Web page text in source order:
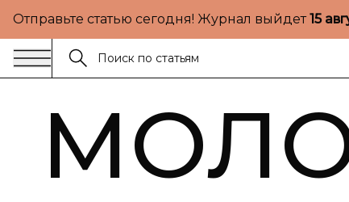
Отправьте статью сегодня! Журнал выйдет15